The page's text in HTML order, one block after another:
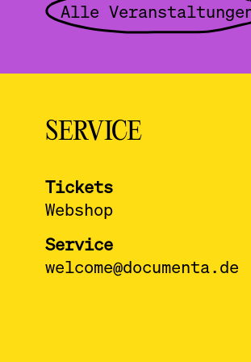
Alle
SERVICE
Tickets
Webshop
Service
welcome@documenta.de